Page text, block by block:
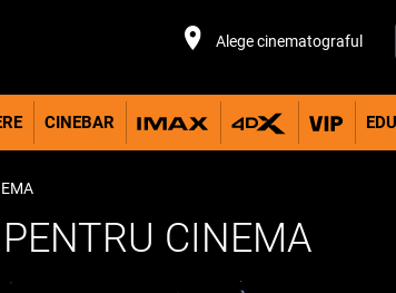
Alege cinematograful
CINEBAR
CINEMA